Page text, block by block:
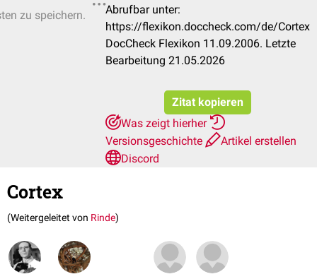
zu speichern.
Abrufbar unter:
https://flexikon.doccheck.com/de/Cortex
DocCheck Flexikon 11.09.2006. Letzte
Bearbeitung 21.05.2026
Zitat kopieren
Was zeigt hierher
Versionsgeschichte
Artikel erstellen
Discord
Cortex
(Weitergeleitet von Rinde)